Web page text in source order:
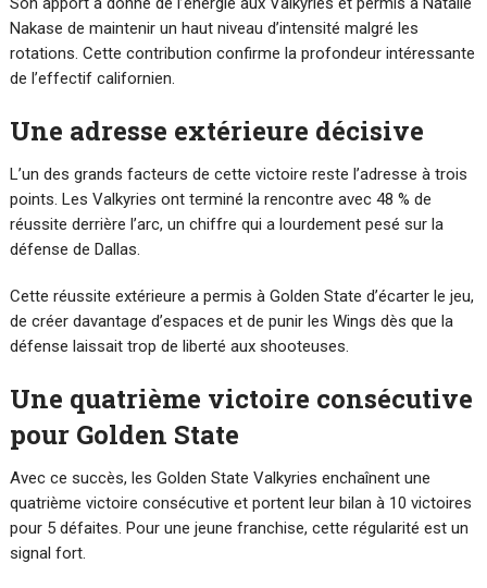
Nakase de maintenir un haut niveau d’intensité malgré les
rotations. Cette contribution confirme la profondeur intéressante
de l’effectif californien.
Une adresse extérieure décisive
L’un des grands facteurs de cette victoire reste l’adresse à trois
points. Les Valkyries ont terminé la rencontre avec 48 % de
réussite derrière l’arc, un chiffre qui a lourdement pesé sur la
défense de Dallas.
Cette réussite extérieure a permis à Golden State d’écarter le jeu,
de créer davantage d’espaces et de punir les Wings dès que la
défense laissait trop de liberté aux shooteuses.
Une quatrième victoire consécutive
pour Golden State
Avec ce succès, les Golden State Valkyries enchaînent une
quatrième victoire consécutive et portent leur bilan à 10 victoires
pour 5 défaites. Pour une jeune franchise, cette régularité est un
signal fort.